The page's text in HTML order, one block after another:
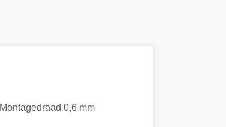
Montagedraad 0,6 mm